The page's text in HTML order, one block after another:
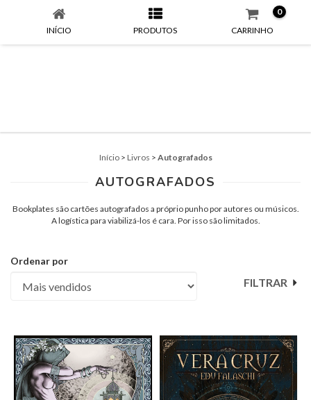
INÍCIO PRODUTOS CARRINHO
0
Início > Livros > Autografados
AUTOGRAFADOS
Bookplates são cartões autografados a próprio punho por autores ou músicos.
A logística para viabilizá-los é cara. Por isso são limitados.
Ordenar por
FILTRAR